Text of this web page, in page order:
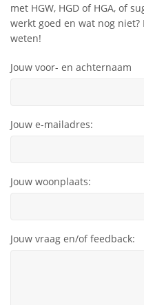
met HGW, HGD of HGA, of
werkt goed en wat nog
weten!
Jouw voor- en achternaam
Jouw e-mailadres:
Jouw woonplaats:
Jouw vraag en/of feedback: